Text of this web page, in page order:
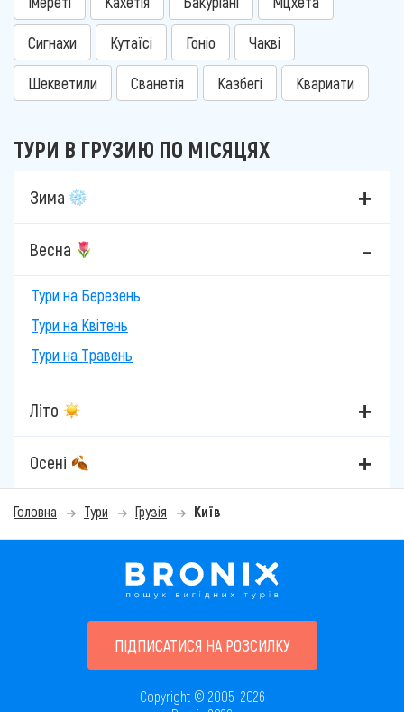
Сигнахи Кутаїсі Гоніо Чакві
Шекветили Сванетія Казбегі Квариати
ТУРИ В ГРУЗИЮ ПО МІСЯЦЯХ
Зима
Весна
Тури на Березень
Тури на Квітень
Тури на Травень
Літо
Осені
Головна Тури Грузія Київ
ПІДПИСАТИСЯ НА РОЗСИЛКУ
Copyright © 2005–2026